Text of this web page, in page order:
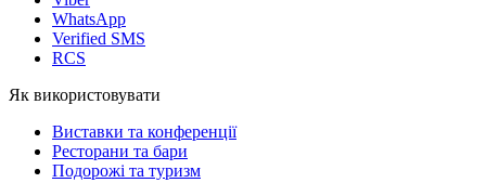
WhatsApp
Verified SMS
RCS
Як використовувати
Виставки та конференції
Ресторани та бари
Подорожі та туризм